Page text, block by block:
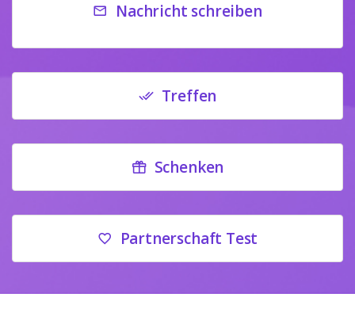
Nachricht schreiben
Treffen
Schenken
Partnerschaft Test